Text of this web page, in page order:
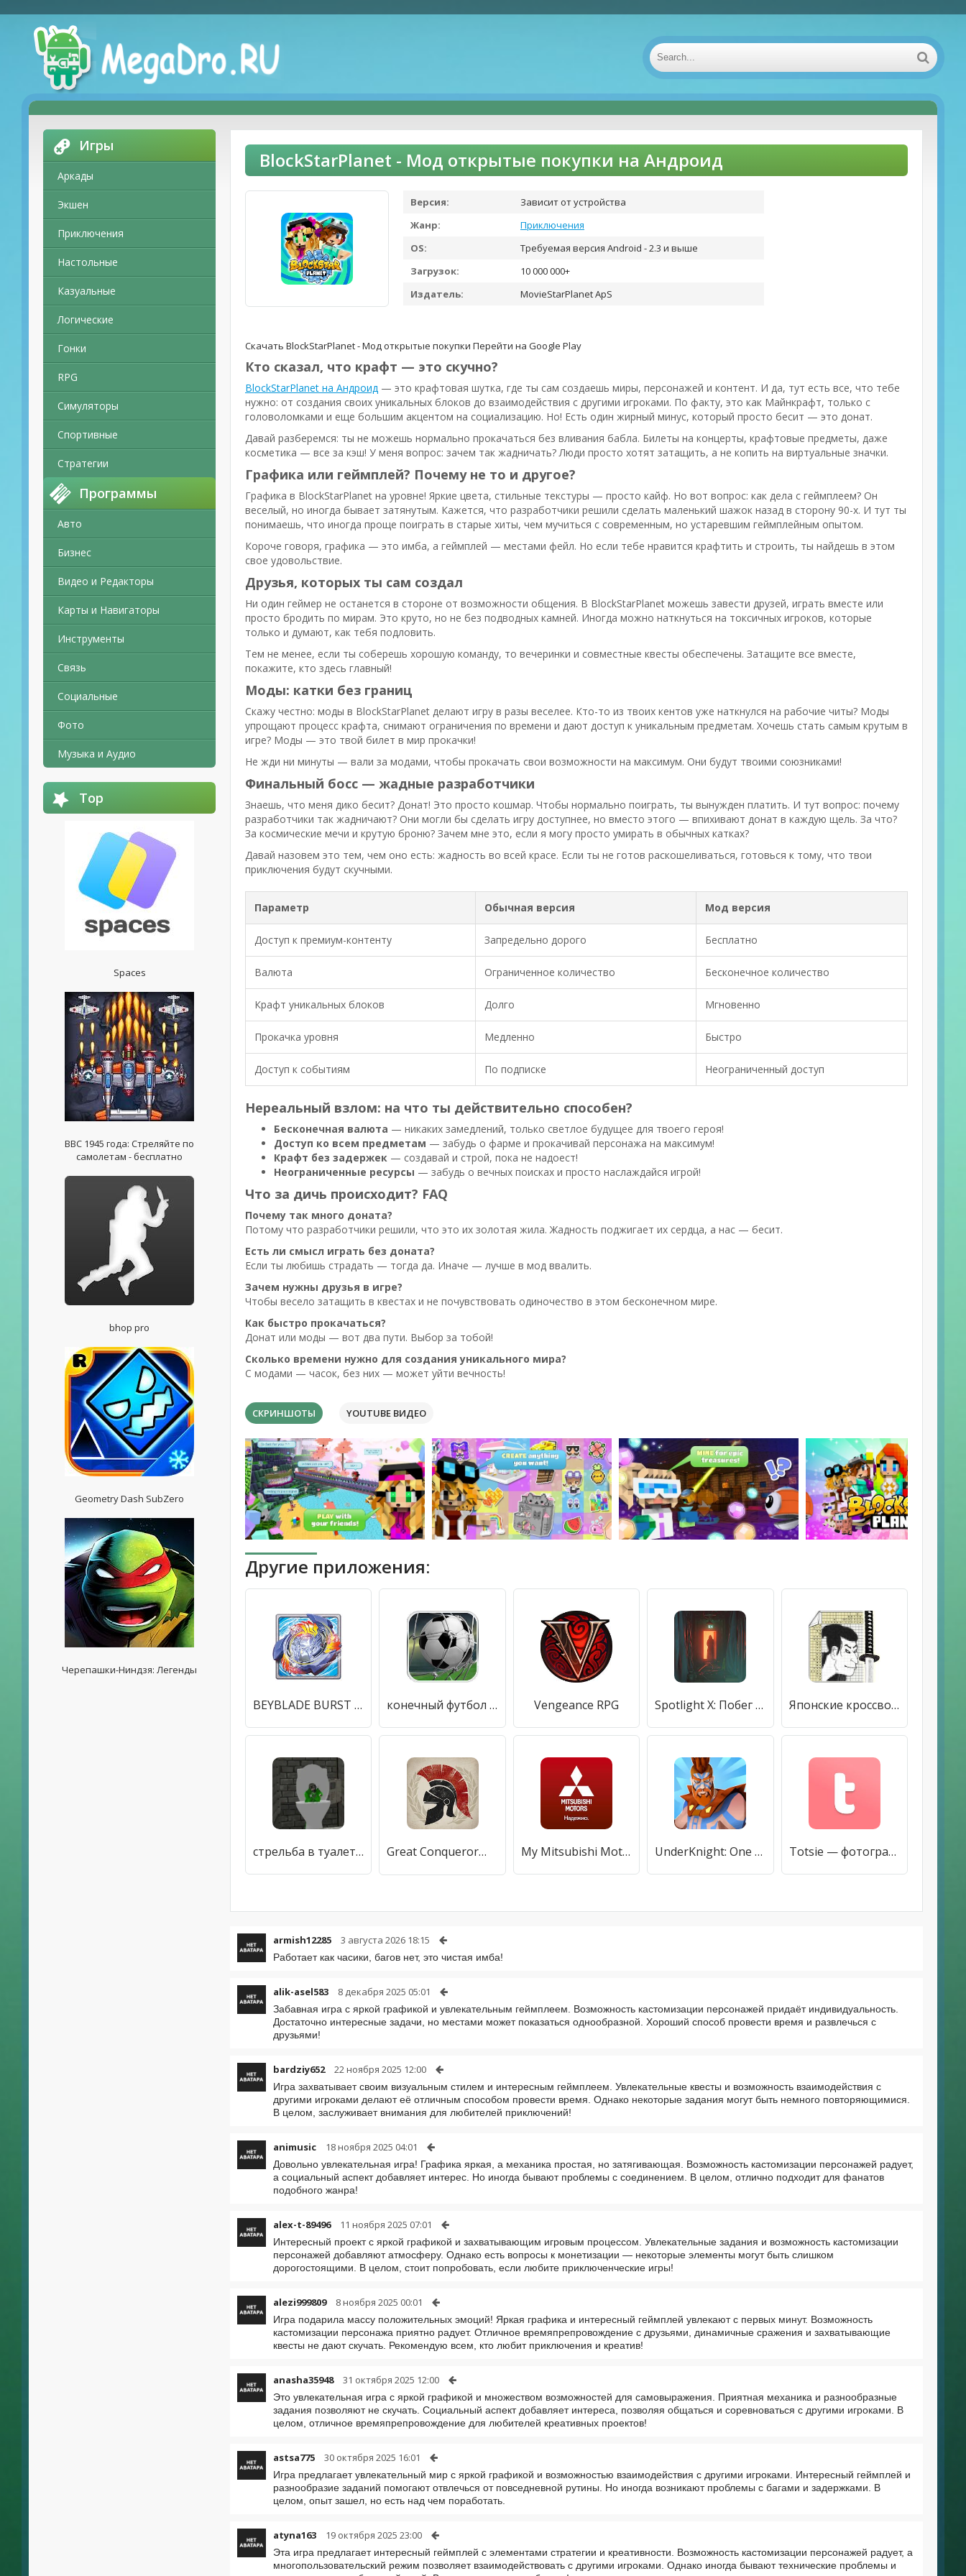
Игры
Аркады
Экшен
Приключения
Настольные
Казуальные
Логические
Гонки
RPG
Симуляторы
Спортивные
Стратегии
Программы
Авто
Бизнес
Видео и Редакторы
Карты и Навигаторы
Инструменты
Связь
Социальные
Фото
Музыка и Аудио
Top
Spaces
ВВС 1945 года: Стреляйте по
самолетам - бесплатно
bhop pro
Geometry Dash SubZero
Черепашки-Ниндзя: Легенды
BlockStarPlanet - Мод открытые покупки на Андроид
Версия:
Зависит от устройства
Жанр:
Приключения
OS:
Требуемая версия Android - 2.3 и выше
Загрузок:
10 000 000+
Издатель:
MovieStarPlanet ApS
Скачать BlockStarPlanet - Мод открытые покупки Перейти на Google Play
Кто сказал, что крафт — это скучно?
BlockStarPlanet на Андроид — это крафтовая шутка, где ты сам создаешь миры, персонажей и контент. И да, тут есть все, что тебе
нужно: от создания своих уникальных блоков до взаимодействия с другими игроками. По факту, это как Майнкрафт, только с
головоломками и еще большим акцентом на социализацию. Но! Есть один жирный минус, который просто бесит — это донат.
Давай разберемся: ты не можешь нормально прокачаться без вливания бабла. Билеты на концерты, крафтовые предметы, даже
косметика — все за кэш! У меня вопрос: зачем так жадничать? Люди просто хотят затащить, а не копить на виртуальные значки.
Графика или геймплей? Почему не то и другое?
Графика в BlockStarPlanet на уровне! Яркие цвета, стильные текстуры — просто кайф. Но вот вопрос: как дела с геймплеем? Он
веселый, но иногда бывает затянутым. Кажется, что разработчики решили сделать маленький шажок назад в сторону 90-х. И тут ты
понимаешь, что иногда проще поиграть в старые хиты, чем мучиться с современным, но устаревшим геймплейным опытом.
Короче говоря, графика — это имба, а геймплей — местами фейл. Но если тебе нравится крафтить и строить, ты найдешь в этом
свое удовольствие.
Друзья, которых ты сам создал
Ни один геймер не останется в стороне от возможности общения. В BlockStarPlanet можешь завести друзей, играть вместе или
просто бродить по мирам. Это круто, но не без подводных камней. Иногда можно наткнуться на токсичных игроков, которые
только и думают, как тебя подловить.
Тем не менее, если ты соберешь хорошую команду, то вечеринки и совместные квесты обеспечены. Затащите все вместе,
покажите, кто здесь главный!
Моды: катки без границ
Скажу честно: моды в BlockStarPlanet делают игру в разы веселее. Кто-то из твоих кентов уже наткнулся на рабочие читы? Моды
упрощают процесс крафта, снимают ограничения по времени и дают доступ к уникальным предметам. Хочешь стать самым крутым в
игре? Моды — это твой билет в мир прокачки!
Не жди ни минуты — вали за модами, чтобы прокачать свои возможности на максимум. Они будут твоими союзниками!
Финальный босс — жадные разработчики
Знаешь, что меня дико бесит? Донат! Это просто кошмар. Чтобы нормально поиграть, ты вынужден платить. И тут вопрос: почему
разработчики так жадничают? Они могли бы сделать игру доступнее, но вместо этого — впихивают донат в каждую щель. За что?
За космические мечи и крутую броню? Зачем мне это, если я могу просто умирать в обычных катках?
Давай назовем это тем, чем оно есть: жадность во всей красе. Если ты не готов раскошеливаться, готовься к тому, что твои
приключения будут скучными.
Параметр Обычная версия Мод версия
Доступ к премиум-контенту Запредельно дорого Бесплатно
Валюта Ограниченное количество Бесконечное количество
Крафт уникальных блоков Долго Мгновенно
Прокачка уровня Медленно Быстро
Доступ к событиям По подписке Неограниченный доступ
Нереальный взлом: на что ты действительно способен?
Бесконечная валюта — никаких замедлений, только светлое будущее для твоего героя!
Доступ ко всем предметам — забудь о фарме и прокачивай персонажа на максимум!
Крафт без задержек — создавай и строй, пока не надоест!
Неограниченные ресурсы — забудь о вечных поисках и просто наслаждайся игрой!
Что за дичь происходит? FAQ
Почему так много доната?
Потому что разработчики решили, что это их золотая жила. Жадность поджигает их сердца, а нас — бесит.
Есть ли смысл играть без доната?
Если ты любишь страдать — тогда да. Иначе — лучше в мод ввалить.
Зачем нужны друзья в игре?
Чтобы весело затащить в квестах и не почувствовать одиночество в этом бесконечном мире.
Как быстро прокачаться?
Донат или моды — вот два пути. Выбор за тобой!
Сколько времени нужно для создания уникального мира?
С модами — часок, без них — может уйти вечность!
СКРИНШОТЫ YOUTUBE ВИДЕО
Другие приложения:
BEYBLADE BURST app конечный футбол - Football Vengeance RPG Spotlight X: Побег из Комнаты Японские кроссворды Катана
стрельба в туалете скибиди Great Conqueror：Rome My Mitsubishi Motors UnderKnight: One Thumb Warrior Totsie — фотографии детей
armish12285 3 августа 2026 18:15
Работает как часики, багов нет, это чистая имба!
alik-asel583 8 декабря 2025 05:01
Забавная игра с яркой графикой и увлекательным геймплеем. Возможность кастомизации персонажей придаёт индивидуальность.
Достаточно интересные задачи, но местами может показаться однообразной. Хороший способ провести время и развлечься с
друзьями!
bardziy652 22 ноября 2025 12:00
Игра захватывает своим визуальным стилем и интересным геймплеем. Увлекательные квесты и возможность взаимодействия с
другими игроками делают её отличным способом провести время. Однако некоторые задания могут быть немного повторяющимися.
В целом, заслуживает внимания для любителей приключений!
animusic 18 ноября 2025 04:01
Довольно увлекательная игра! Графика яркая, а механика простая, но затягивающая. Возможность кастомизации персонажей радует,
а социальный аспект добавляет интерес. Но иногда бывают проблемы с соединением. В целом, отлично подходит для фанатов
подобного жанра!
alex-t-89496 11 ноября 2025 07:01
Интересный проект с яркой графикой и захватывающим игровым процессом. Увлекательные задания и возможность кастомизации
персонажей добавляют атмосферу. Однако есть вопросы к монетизации — некоторые элементы могут быть слишком
дорогостоящими. В целом, стоит попробовать, если любите приключенческие игры!
alezi999809 8 ноября 2025 00:01
Игра подарила массу положительных эмоций! Яркая графика и интересный геймплей увлекают с первых минут. Возможность
кастомизации персонажа приятно радует. Отличное времяпрепровождение с друзьями, динамичные сражения и захватывающие
квесты не дают скучать. Рекомендую всем, кто любит приключения и креатив!
anasha35948 31 октября 2025 12:00
Это увлекательная игра с яркой графикой и множеством возможностей для самовыражения. Приятная механика и разнообразные
задания позволяют не скучать. Социальный аспект добавляет интереса, позволяя общаться и соревноваться с другими игроками. В
целом, отличное времяпрепровождение для любителей креативных проектов!
astsa775 30 октября 2025 16:01
Игра предлагает увлекательный мир с яркой графикой и возможностью взаимодействия с другими игроками. Интересный геймплей и
разнообразие заданий помогают отвлечься от повседневной рутины. Но иногда возникают проблемы с багами и задержками. В
целом, опыт зашел, но есть над чем поработать.
atyna163 19 октября 2025 23:00
Эта игра предлагает интересный геймплей с элементами стратегии и креативности. Возможность кастомизации персонажей радует, а
многопользовательский режим позволяет взаимодействовать с другими игроками. Однако иногда бывают технические проблемы и